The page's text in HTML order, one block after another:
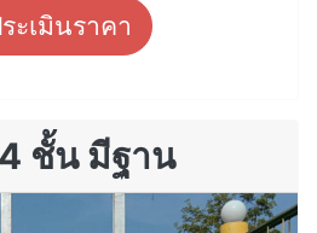
ะเมินราคา
ชั้น มีฐาน